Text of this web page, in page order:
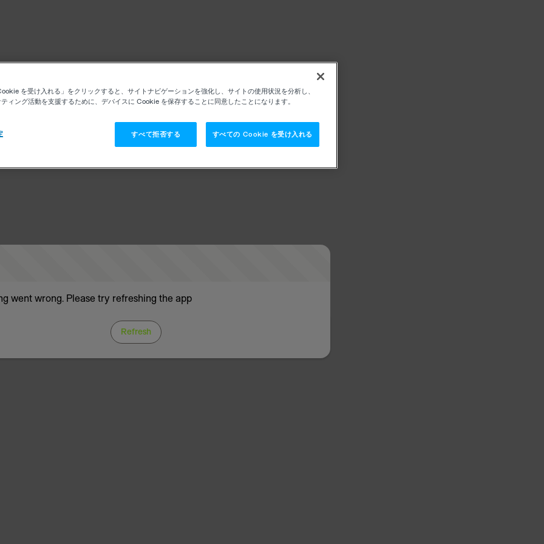
went wrong. Please try refreshing the app
Refresh
を受け入れる」をクリックすると、サイトナビゲーションを強化し、サイトの使用状況を分析し、
ィング活動を支援するために、デバイスに Cookie を保存することに同意したことになります。
すべて拒否する すべての Cookie を受け入れる